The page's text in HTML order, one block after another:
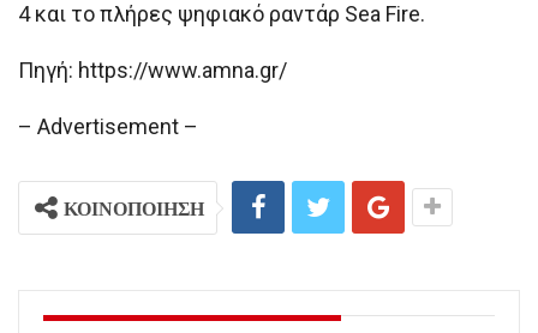
4 και το πλήρες ψηφιακό ραντάρ Sea Fire.
Πηγή: https://www.amna.gr/
– Advertisement –
ΚΟΙΝΟΠΟΙΗΣΗ